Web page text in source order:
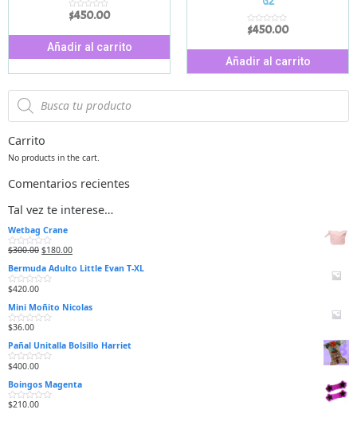
V
a
o
r
a
d
e
d
5
$450.00
Añadir al carrito
V
a
o
r
a
d
n
5
$450.00
Añadir al carrito
Carrito
No products in the cart.
Comentarios recientes
Tal vez te interese…
Wetbag Crane
V
l
o
r
a
o
e
n
0
e
5
$300.00 $180.00
Bermuda Adulto Little Evan T-XL
V
l
o
r
a
o
e
n
0
e
5
$420.00
Mini Moñito Nicolas
V
l
o
r
a
o
e
n
0
$36.00
Pañal Unitalla Bolsillo Harriet
V
l
o
r
a
$400.00
Boingos Magenta
V
$210.00